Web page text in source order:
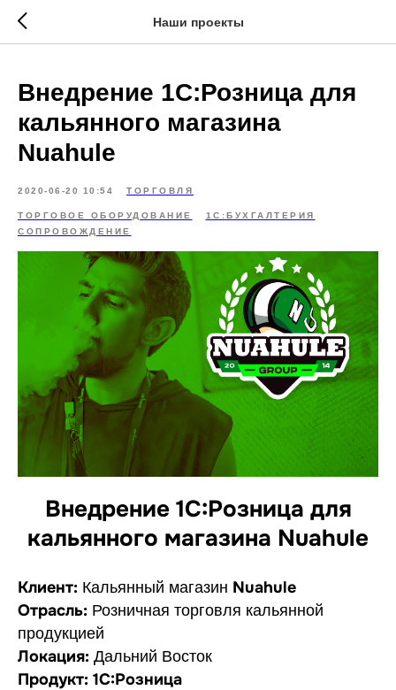
Наши проекты
Внедрение 1С:Розница для
кальянного магазина
Nuahule
2020-06-20 10:54 ТОРГОВЛЯ
ТОРГОВОЕ ОБОРУДОВАНИЕ
1С:БУХГАЛТЕРИЯ
СОПРОВОЖДЕНИЕ
Внедрение 1С:Розница для
кальянного магазина Nuahule
Клиент: Кальянный магазин Nuahule
Отрасль: Розничная торговля кальянной
продукцией
Локация: Дальний Восток
Продукт: 1С:Розница